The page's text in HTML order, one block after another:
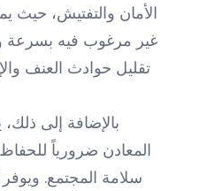
الأمان والتفتيش،
غير مرغوب فيه بسرعة
تقليل حوادث العنف
بالإضافة إلى
المعادن ضرورياً
سلامة المجتمع.